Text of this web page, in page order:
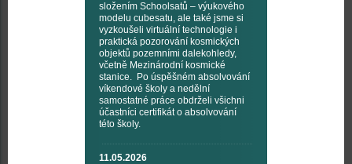
složením Schoolsatů – výukového
modelu cubesatu, ale také jsme si
vyzkoušeli virtuální technologie i
praktická pozorování kosmických
objektů pozemními dalekohledy,
včetně Mezinárodní kosmické
stanice. Po úspěšném absolvování
víkendové školy a nedělní
samostatné práce obdrželi všichni
účastníci certifikát o absolvování
této školy.
11.05.2026